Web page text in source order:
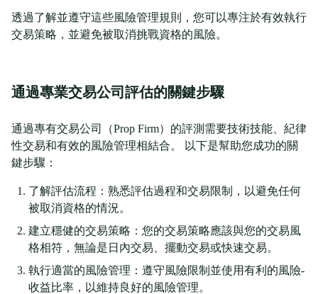
透過了解並遵守這些風險管理規則，您可以專注於有效執行
交易策略，並避免被取消挑戰資格的風險。
通過專業交易公司評估的關鍵步驟
通過專有交易公司（Prop Firm）的評測需要技術技能、紀律
性交易和有效的風險管理相結合。 以下是幫助您成功的關
鍵步驟：
了解評估流程：熟悉評估過程和交易限制，以避免任何
被取消資格的情況。
建立穩健的交易策略：您的交易策略應該與您的交易風
格相符，無論是日內交易、擺動交易或快速交易。
執行適當的風險管理：遵守風險限制並使用有利的風險-
收益比率，以維持良好的風險管理。